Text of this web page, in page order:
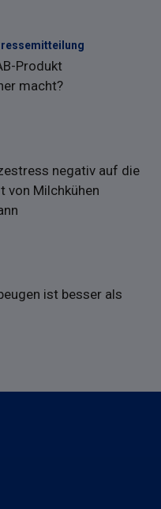
Produkt
macht?
negativ auf die
von Milchkühen
ist besser als